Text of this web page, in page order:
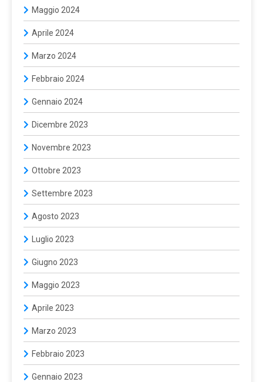
Maggio 2024
Aprile 2024
Marzo 2024
Febbraio 2024
Gennaio 2024
Dicembre 2023
Novembre 2023
Ottobre 2023
Settembre 2023
Agosto 2023
Luglio 2023
Giugno 2023
Maggio 2023
Aprile 2023
Marzo 2023
Febbraio 2023
Gennaio 2023